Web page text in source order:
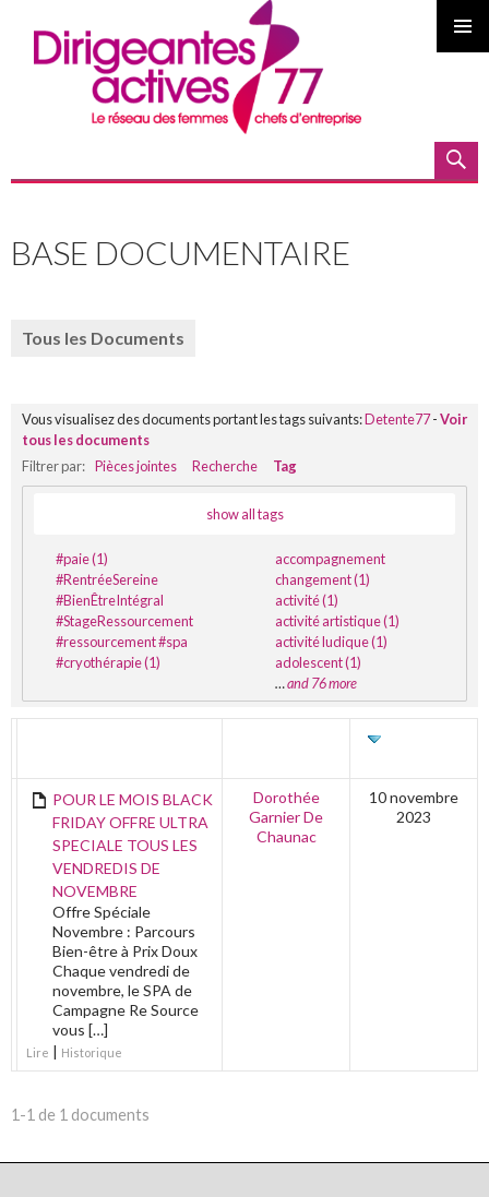
AU
PRINCIPAL
BASE DOCUMENTAIRE
Tous les Documents
Vous visualisez des documents portant les tags suivants:Detente77-Voir
tous les documents
Filtrer par: Pièces jointes Recherche Tag
show all tags
#paie (1)
#RentréeSereine
#BienÊtreIntégral
#StageRessourcement
#ressourcement #spa
#cryothérapie (1)
accompagnement
changement (1)
activité (1)
activité artistique (1)
activité ludique (1)
adolescent (1)
…and 76 more
POUR LE MOIS BLACK
FRIDAY OFFRE ULTRA
SPECIALE TOUS LES
VENDREDIS DE
NOVEMBRE
Offre Spéciale
Novembre : Parcours
Bien-être à Prix Doux
Chaque vendredi de
novembre, le SPA de
Campagne Re Source
vous […]
Lire | Historique
Dorothée
Garnier De
Chaunac
10 novembre
2023
1-1 de 1 documents